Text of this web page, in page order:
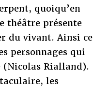
quoiqu’en
théâtre présente
du vivant. Ainsi ce
personnages qui
Rialland).
les